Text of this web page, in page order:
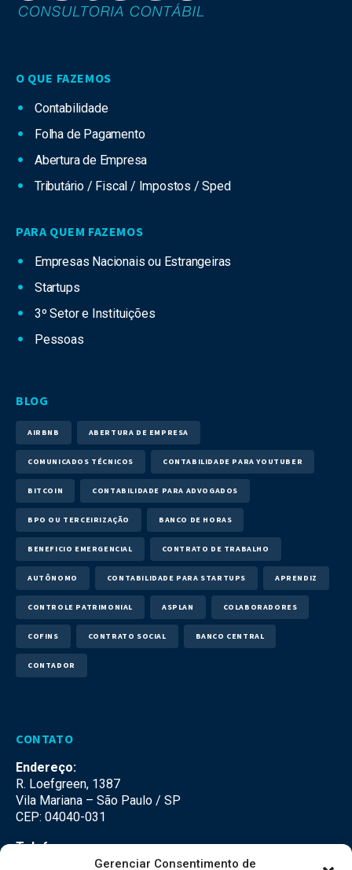
Gerenciar Consentimento de
O QUE FAZEMOS
Contabilidade
Folha de Pagamento
Abertura de Empresa
Tributário / Fiscal / Impostos / Sped
PARA QUEM FAZEMOS
Empresas Nacionais ou Estrangeiras
Startups
3º Setor e Instituições
Pessoas
BLOG
AIRBNB ABERTURA DE EMPRESA
COMUNICADOS TÉCNICOS CONTABILIDADE PARA YOUTUBER
BITCOIN CONTABILIDADE PARA ADVOGADOS
BPO OU TERCEIRIZAÇÃO BANCO DE HORAS
BENEFICIO EMERGENCIAL CONTRATO DE TRABALHO
AUTÔNOMO CONTABILIDADE PARA STARTUPS APRENDIZ
CONTROLE PATRIMONIAL ASPLAN COLABORADORES
COFINS CONTRATO SOCIAL BANCO CENTRAL
CONTADOR
CONTATO
Endereço:
R. Loefgreen, 1387
Vila Mariana – São Paulo / SP
CEP: 04040-031
Telefone:
(11) 3500-3500